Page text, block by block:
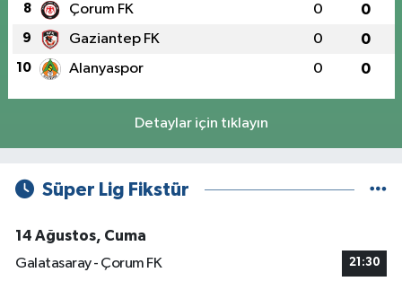
8 Çorum FK 0 0
9 Gaziantep FK 0 0
10 Alanyaspor 0 0
Detaylar için tıklayın
Süper Lig Fikstür
14 Ağustos, Cuma
Galatasaray - Çorum FK
21:30